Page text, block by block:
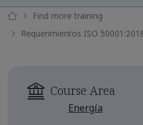
Find more training
Requerimientos ISO
Course Area
Energía